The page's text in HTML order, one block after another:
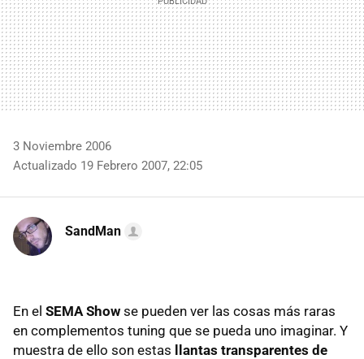
3 Noviembre 2006
Actualizado 19 Febrero 2007, 22:05
SandMan
En el SEMA Show se pueden ver las cosas más raras
en complementos tuning que se pueda uno imaginar. Y
muestra de ello son estas
llantas transparentes de